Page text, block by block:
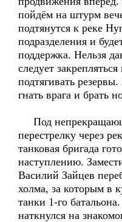
пойдём на штурм
подтянутся к реке
подразделения и
поддержка. Нельзя
следует
подтягивать
гнать врага и брать
Под
перестрелку через
танковая бригада
наступлению.
Василий Зайцев
холма, за которым в
танки 1-го
наткнулся на